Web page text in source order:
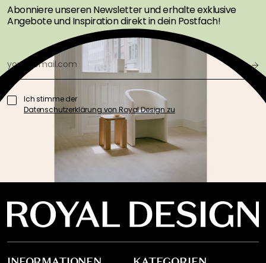
Abonniere unseren Newsletter und erhalte exklusive
Angebote und Inspiration direkt in dein Postfach!
Ich stimme der
Datenschutzerklärung von Royal Design zu